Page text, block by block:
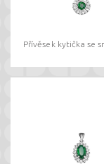
Přívěsek kytička se